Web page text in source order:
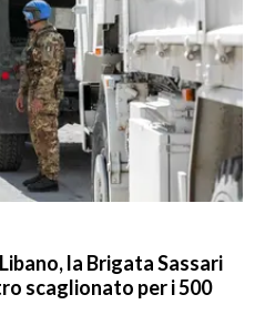
la Brigata Sassari
scaglionato per i 500